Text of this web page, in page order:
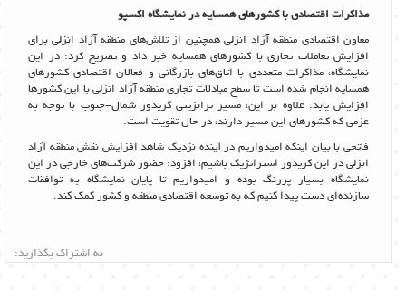
مذاکرات اقتصادی با کشورهای همسایه در نمایشگاه اکسپو
معاون اقتصادی منطقه آزاد انزلی همچنین از تلاش‌های منطقه آزاد انزلی برای
افزایش تعاملات تجاری با کشورهای همسایه خبر داد و تصریح کرد: در این
نمایشگاه، مذاکرات متعددی با اتاق‌های بازرگانی و فعالان اقتصادی کشورهای
همسایه انجام شده است تا سطح مبادلات تجاری منطقه آزاد انزلی با این کشورها
افزایش یابد. علاوه بر این، مسیر ترانزیتی کریدور شمال-جنوب با توجه به
عزمی که کشورهای این مسیر دارند، در حال تقویت است.
فاتحی با بیان اینکه امیدواریم در آینده نزدیک شاهد افزایش نقش منطقه آزاد
انزلی در این کریدور استراتژیک باشیم، افزود: حضور شرکت‌های خارجی در این
نمایشگاه بسیار پررنگ بوده و امیدواریم تا پایان نمایشگاه به توافقات
سازنده‌ای دست پیدا کنیم که به توسعه اقتصادی منطقه و کشور کمک کند.
به اشتراک بگذارید: